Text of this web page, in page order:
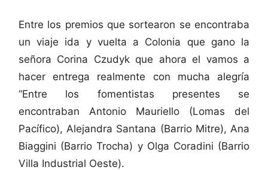
Entre los premios que sortearon se encontraba
un viaje ida y vuelta a Colonia que gano la
señora Corina Czudyk que ahora el vamos a
hacer entrega realmente con mucha alegría
“Entre los fomentistas presentes se
encontraban Antonio Mauriello (Lomas del
Pacífico), Alejandra Santana (Barrio Mitre), Ana
Biaggini (Barrio Trocha) y Olga Coradini (Barrio
Villa Industrial Oeste).